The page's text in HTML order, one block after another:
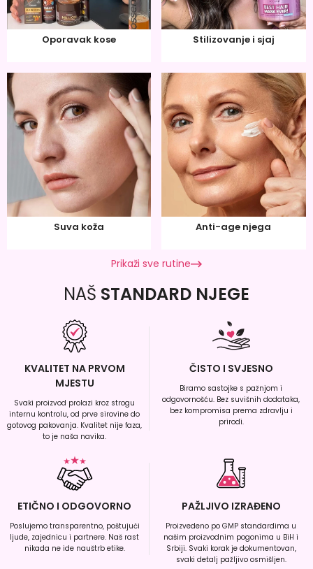
Oporavak kose Stilizovanje i sjaj
Suva koža Anti-age njega
Prikaži sve rutine
NAŠ STANDARD NJEGE
KVALITET NA PRVOM
MJESTU
Svaki proizvod prolazi kroz strogu
internu kontrolu, od prve sirovine do
gotovog pakovanja. Kvalitet nije faza,
to je naša navika.
ČISTO I SVJESNO
Biramo sastojke s pažnjom i
odgovornošću. Bez suvišnih dodataka,
bez kompromisa prema zdravlju i
prirodi.
ETIČNO I ODGOVORNO
Poslujemo transparentno, poštujući
ljude, zajednicu i partnere. Naš rast
nikada ne ide nauštrb etike.
PAŽLJIVO IZRAĐENO
Proizvedeno po GMP standardima u
našim proizvodnim pogonima u BiH i
Srbiji. Svaki korak je dokumentovan,
svaki detalj pažljivo osmišljen.